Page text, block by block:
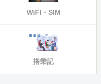
WiFI・SIM
搭乗記